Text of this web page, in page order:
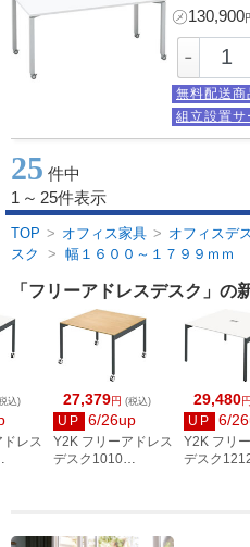
㋱130,900
－
無料配送商
組立設置サ
25 件中
1 ～ 25件表示
TOP > オフィス家具 > オフィスデ
スク
> 幅１６００～１７９９ｍｍ
「フリーアドレスデスク」の
27,379円 (税込)
UP 6/26up
Y2K フリーアドレス
デスク1010
29,480円
UP 6/
Y2K フリ
デスク
込)
レス